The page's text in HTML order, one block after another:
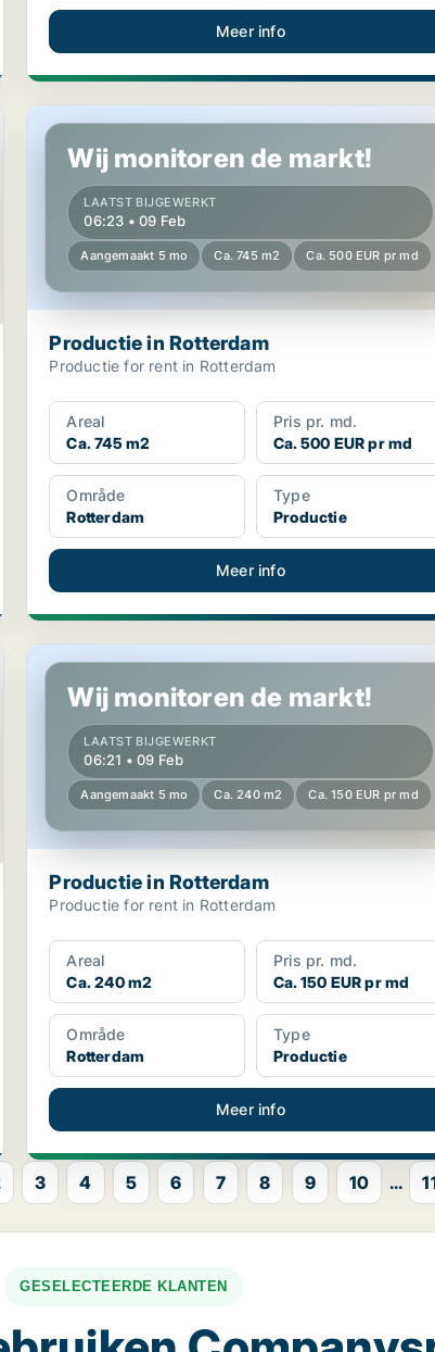
Meer info
Productie in Rotterdam
Wij monitoren de markt!
LAATST BIJGEWERKT
06:23 • 09 Feb
Aangemaakt 5 mo Ca. 745 m2 Ca. 500 EUR pr md
Productie in Rotterdam
Productie for rent in Rotterdam
Areal
Ca. 745 m2
Pris pr. md.
Ca. 500 EUR pr md
Område
Rotterdam
Type
Productie
Meer info
Productie in Rotterdam
Wij monitoren de markt!
LAATST BIJGEWERKT
06:21 • 09 Feb
Aangemaakt 5 mo Ca. 240 m2 Ca. 150 EUR pr md
Productie in Rotterdam
Productie for rent in Rotterdam
Areal
Ca. 240 m2
Pris pr. md.
Ca. 150 EUR pr md
Område
Rotterdam
Type
Productie
Meer info
3 4 5 6 7 8 9 10 ...
GESELECTEERDE KLANTEN